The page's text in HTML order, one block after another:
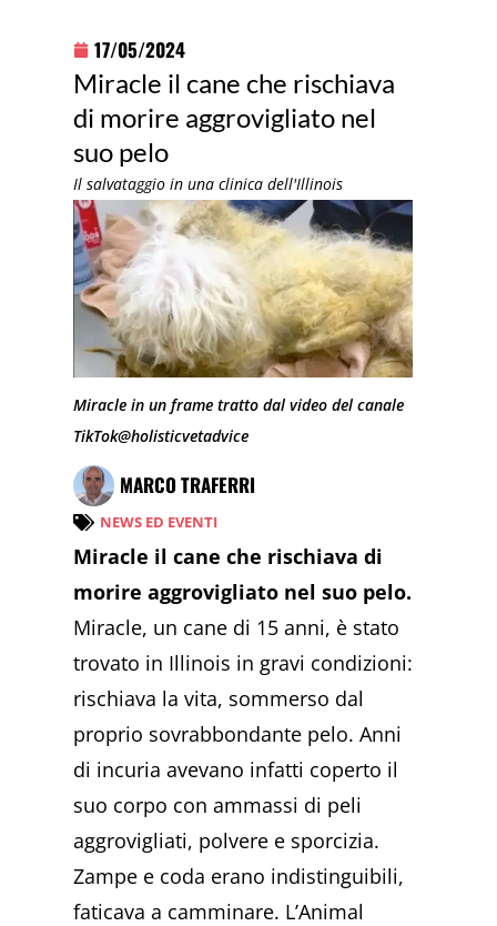
17/05/2024
Miracle il cane che rischiava
di morire aggrovigliato nel
suo pelo
Il salvataggio in una clinica dell'Illinois
Miracle in un frame tratto dal video del canale
TikTok@holisticvetadvice
MARCO TRAFERRI
NEWS ED EVENTI
Miracle il cane che rischiava di
morire aggrovigliato nel suo pelo.
Miracle, un cane di 15 anni, è stato
trovato in Illinois in gravi condizioni:
rischiava la vita, sommerso dal
proprio sovrabbondante pelo. Anni
di incuria avevano infatti coperto il
suo corpo con ammassi di peli
aggrovigliati, polvere e sporcizia.
Zampe e coda erano indistinguibili,
faticava a camminare. L’Animal